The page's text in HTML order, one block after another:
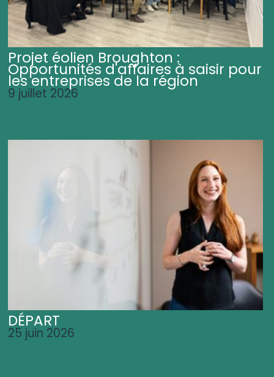
Projet éolien Broughton :
Opportunités d'affaires à saisir pour
les entreprises de la région
9 juillet 2026
DÉPART
25 juin 2026